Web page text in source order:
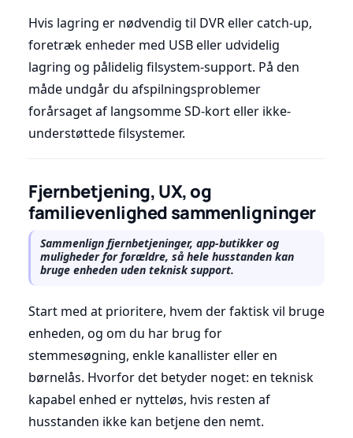
Hvis lagring er nødvendig til DVR eller catch-up,
foretræk enheder med USB eller udvidelig
lagring og pålidelig filsystem-support. På den
måde undgår du afspilningsproblemer
forårsaget af langsomme SD-kort eller ikke-
understøttede filsystemer.
Fjernbetjening, UX, og
familievenlighed sammenligninger
Sammenlign fjernbetjeninger, app-butikker og
muligheder for forældre, så hele husstanden kan
bruge enheden uden teknisk support.
Start med at prioritere, hvem der faktisk vil bruge
enheden, og om du har brug for
stemmesøgning, enkle kanallister eller en
børnelås. Hvorfor det betyder noget: en teknisk
kapabel enhed er nytteløs, hvis resten af
husstanden ikke kan betjene den nemt.